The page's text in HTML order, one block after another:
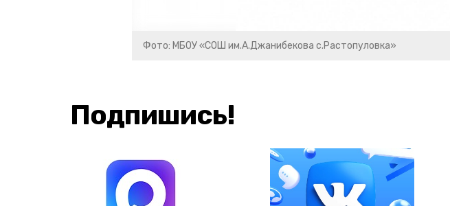
Фото: МБОУ «СОШ им.А.Джанибекова с.Растопуловка»
Подпишись!